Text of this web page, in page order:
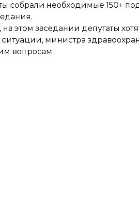
собрали необходимые 150+
этом заседании депутаты
министра
вопросам.